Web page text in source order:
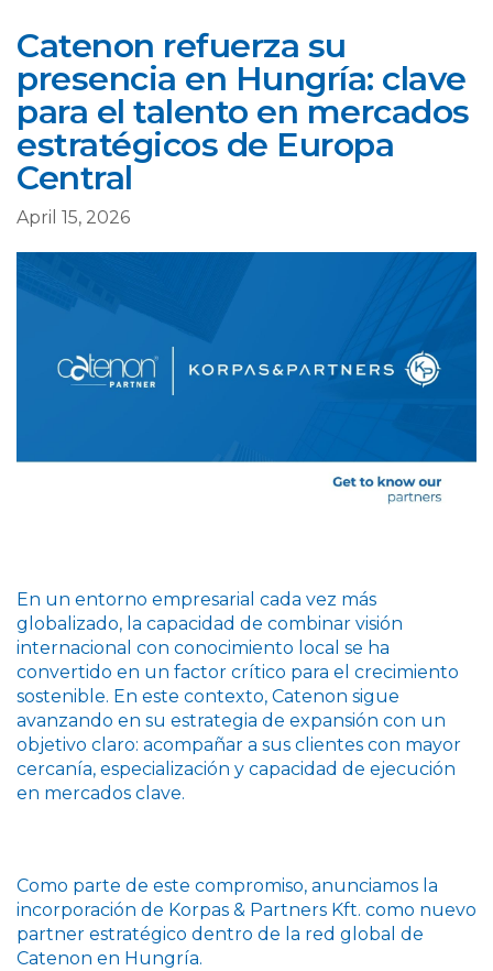
Catenon refuerza su
presencia en Hungría: clave
para el talento en mercados
estratégicos de Europa
Central
April 15, 2026
En un entorno empresarial cada vez más
globalizado, la capacidad de combinar visión
internacional con conocimiento local se ha
convertido en un factor crítico para el crecimiento
sostenible. En este contexto, Catenon sigue
avanzando en su estrategia de expansión con un
objetivo claro: acompañar a sus clientes con mayor
cercanía, especialización y capacidad de ejecución
en mercados clave.
Como parte de este compromiso, anunciamos la
incorporación de Korpas & Partners Kft. como nuevo
partner estratégico dentro de la red global de
Catenon en Hungría.